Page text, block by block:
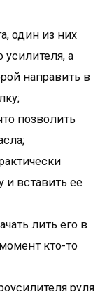
один из них
усилителя, а
направить в
позволить
и вставить ее
лить его в
кто-то
руля